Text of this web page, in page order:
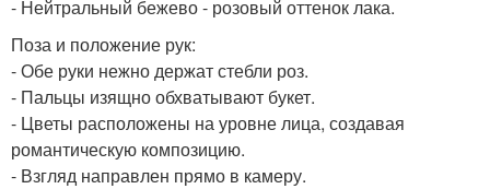
- Нейтральный бежево - розовый оттенок лака.
Поза и положение рук:
- Обе руки нежно держат стебли роз.
- Пальцы изящно обхватывают букет.
- Цветы расположены на уровне лица, создавая
романтическую композицию.
- Взгляд направлен прямо в камеру.